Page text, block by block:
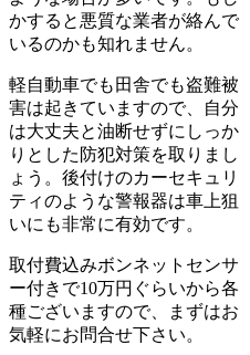
かすると悪質な業者が絡んで
いるのかも知れません。
軽自動車でも田舎でも盗難被
害は起きていますので、自分
は大丈夫と油断せずにしっか
りとした防犯対策を取りまし
ょう。後付けのカーセキュリ
ティのような警報器は車上狙
いにも非常に有効です。
取付費込みボンネットセンサ
ー付きで10万円ぐらいから各
種ございますので、まずはお
気軽にお問合せ下さい。